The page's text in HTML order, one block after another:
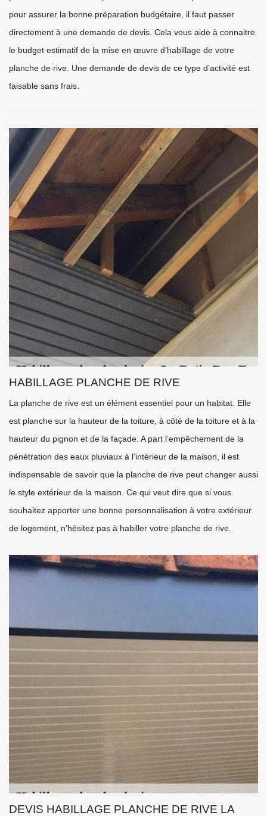
pour assurer la bonne préparation budgétaire, il faut passer
directement à une demande de devis. Cela vous aide à connaitre
le budget estimatif de la mise en œuvre d’habillage de votre
planche de rive. Une demande de devis de ce type d’activité est
faisable sans frais.
HABILLAGE PLANCHE DE RIVE
La planche de rive est un élément essentiel pour un habitat. Elle
est planche sur la hauteur de la toiture, à côté de la toiture et à la
hauteur du pignon et de la façade. A part l’empêchement de la
pénétration des eaux pluviaux à l’intérieur de la maison, il est
indispensable de savoir que la planche de rive peut changer aussi
le style extérieur de la maison. Ce qui veut dire que si vous
souhaitez apporter une bonne personnalisation à votre extérieur
de logement, n’hésitez pas à habiller votre planche de rive.
DEVIS HABILLAGE PLANCHE DE RIVE LA